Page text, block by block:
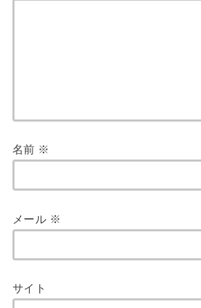
名前 ※
メール ※
サイト